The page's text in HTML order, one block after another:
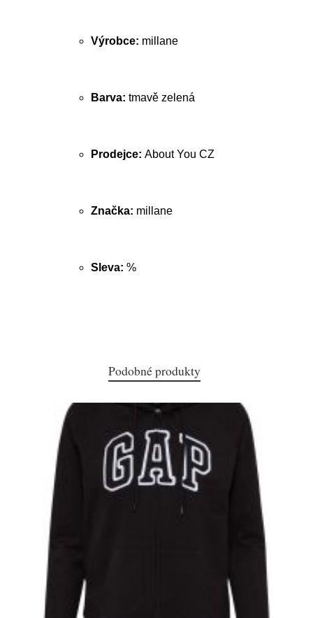
Výrobce: millane
Barva: tmavě zelená
Prodejce: About You CZ
Značka: millane
Sleva: %
Podobné produkty